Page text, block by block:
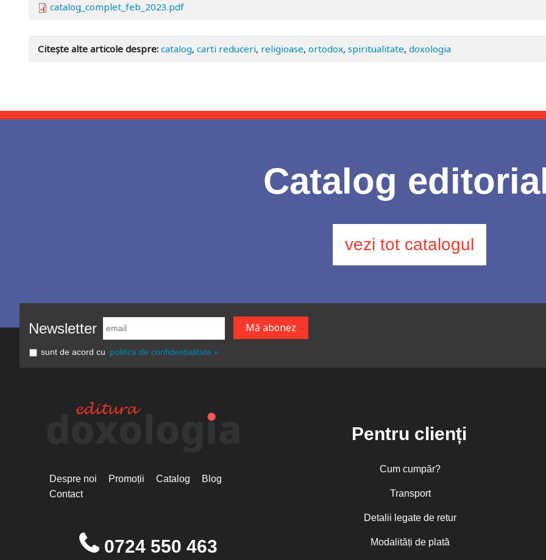
catalog_complet_feb_2023.pdf
Citește alte articole despre: catalog, carti reduceri, religioase, ortodox, spiritualitate, doxologia
Catalog
vezi tot catalogul
Newsletter
sunt de acord cu politica de confidențialitate »
Despre noi Promoții Catalog
Blog
Contact
0724 550 463
Pentru clienți
Cum cumpăr?
Transport
Detalii legate de retur
Modalități de plată